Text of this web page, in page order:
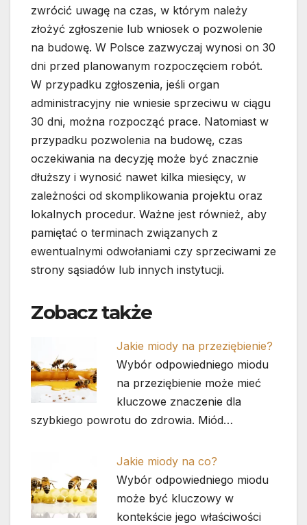
zwrócić uwagę na czas, w którym należy
złożyć zgłoszenie lub wniosek o pozwolenie
na budowę. W Polsce zazwyczaj wynosi on 30
dni przed planowanym rozpoczęciem robót.
W przypadku zgłoszenia, jeśli organ
administracyjny nie wniesie sprzeciwu w ciągu
30 dni, można rozpocząć prace. Natomiast w
przypadku pozwolenia na budowę, czas
oczekiwania na decyzję może być znacznie
dłuższy i wynosić nawet kilka miesięcy, w
zależności od skomplikowania projektu oraz
lokalnych procedur. Ważne jest również, aby
pamiętać o terminach związanych z
ewentualnymi odwołaniami czy sprzeciwami ze
strony sąsiadów lub innych instytucji.
Zobacz także
Jakie miody na przeziębienie?
Wybór odpowiedniego miodu
na przeziębienie może mieć
kluczowe znaczenie dla
szybkiego powrotu do zdrowia. Miód…
Jakie miody na co?
Wybór odpowiedniego miodu
może być kluczowy w
kontekście jego właściwości